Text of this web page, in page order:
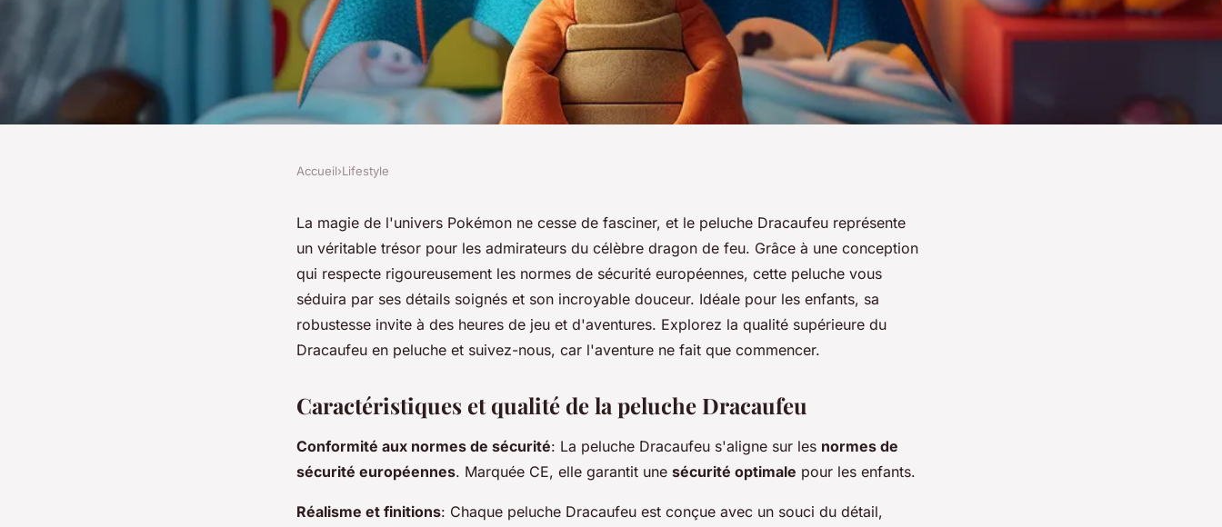
Découvrez le charme du peluche
Accueil›Lifestyle
La magie de l'univers Pokémon ne cesse de fasciner, et le peluche Dracaufeu représente
un véritable trésor pour les admirateurs du célèbre dragon de feu. Grâce à une conception
qui respecte rigoureusement les normes de sécurité européennes, cette peluche vous
séduira par ses détails soignés et son incroyable douceur. Idéale pour les enfants, sa
robustesse invite à des heures de jeu et d'aventures. Explorez la qualité supérieure du
Dracaufeu en peluche et suivez-nous, car l'aventure ne fait que commencer.
Caractéristiques et qualité de la peluche Dracaufeu
Conformité aux normes de sécurité: La peluche Dracaufeu s'aligne sur les normes de
sécurité européennes. Marquée CE, elle garantit une sécurité optimale pour les enfants.
Réalisme et finitions: Chaque peluche Dracaufeu est conçue avec un souci du détail,